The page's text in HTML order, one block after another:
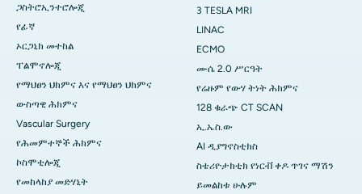
ጋስትሮኢንተሮሎጂ
የፊኛ
ኦርጋኒክ መተከል
ፐልሞኖሎጂ
የማህፀን ህክምና እና የማህፀን ህክምና
ውስጣዊ ሕክምና
Vascular Surgery
የሕመምተኞች ሕክምና
ኮስሞቲሎጂ
የመከላከያ መድሃኒት
3 TESLA MRI
LINAC
ECMO
ሙሴ 2.0 ሥርዓት
የሬዙም የውሃ ትነት ሕክምና
128 ቁራጭ CT SCAN
ኢ.ኤስ.ው
AI ዲያግኖስቲክስ
ስቴሪዮታክቲክ የነርቭ ቀዶ ጥገና ማሽን
ይመልከቱ ሁሉም